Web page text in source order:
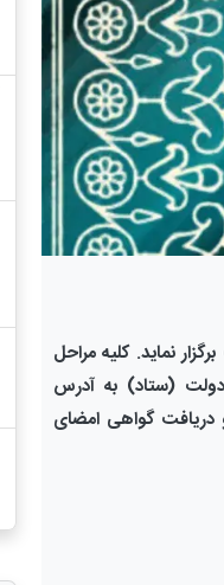
نماید. کلیه مراحل
دولت (ستاد) به آدرس
گواهی امضای